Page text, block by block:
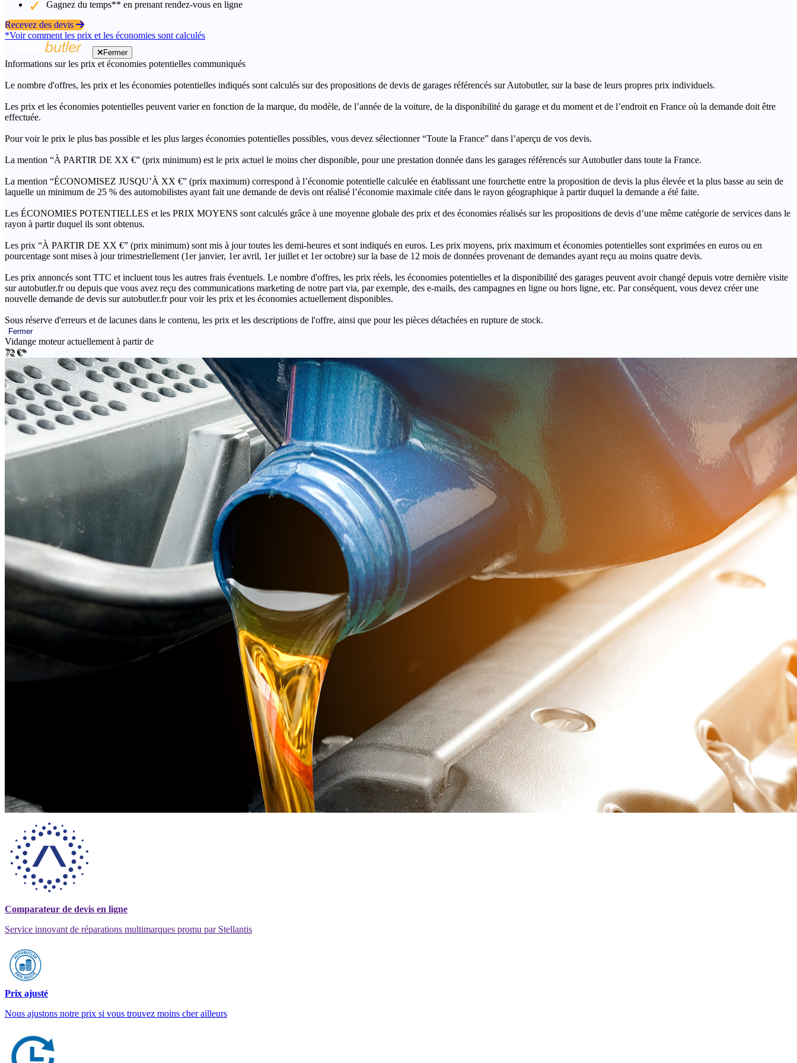
Gagnez du temps** en prenant rendez-vous en ligne
Recevez des devis
*Voir comment les prix et les économies sont calculés
Fermer
Informations sur les prix et économies potentielles communiqués
Le nombre d'offres, les prix et les économies potentielles indiqués sont calculés sur des propositions de devis de garages référencés sur Autobutler, sur la base de leurs propres prix individuels.
Les prix et les économies potentielles peuvent varier en fonction de la marque, du modèle, de l’année de la voiture, de la disponibilité du garage et du moment et de l’endroit en France où la demande doit être
effectuée.
Pour voir le prix le plus bas possible et les plus larges économies potentielles possibles, vous devez sélectionner “Toute la France” dans l’aperçu de vos devis.
La mention “À PARTIR DE XX €” (prix minimum) est le prix actuel le moins cher disponible, pour une prestation donnée dans les garages référencés sur Autobutler dans toute la France.
La mention “ÉCONOMISEZ JUSQU’À XX €” (prix maximum) correspond à l’économie potentielle calculée en établissant une fourchette entre la proposition de devis la plus élevée et la plus basse au sein de
laquelle un minimum de 25 % des automobilistes ayant fait une demande de devis ont réalisé l’économie maximale citée dans le rayon géographique à partir duquel la demande a été faite.
Les ÉCONOMIES POTENTIELLES et les PRIX MOYENS sont calculés grâce à une moyenne globale des prix et des économies réalisés sur les propositions de devis d’une même catégorie de services dans le
rayon à partir duquel ils sont obtenus.
Les prix “À PARTIR DE XX €” (prix minimum) sont mis à jour toutes les demi-heures et sont indiqués en euros. Les prix moyens, prix maximum et économies potentielles sont exprimées en euros ou en
pourcentage sont mises à jour trimestriellement (1er janvier, 1er avril, 1er juillet et 1er octobre) sur la base de 12 mois de données provenant de demandes ayant reçu au moins quatre devis.
Les prix annoncés sont TTC et incluent tous les autres frais éventuels. Le nombre d'offres, les prix réels, les économies potentielles et la disponibilité des garages peuvent avoir changé depuis votre dernière visite
sur autobutler.fr ou depuis que vous avez reçu des communications marketing de notre part via, par exemple, des e-mails, des campagnes en ligne ou hors ligne, etc. Par conséquent, vous devez créer une
nouvelle demande de devis sur autobutler.fr pour voir les prix et les économies actuellement disponibles.
Sous réserve d'erreurs et de lacunes dans le contenu, les prix et les descriptions de l'offre, ainsi que pour les pièces détachées en rupture de stock.
Fermer
Vidange moteur actuellement à partir de
72 €*
Comparateur de devis en ligne
Service innovant de réparations multimarques promu par Stellantis
Prix ajusté
Nous ajustons notre prix si vous trouvez moins cher ailleurs